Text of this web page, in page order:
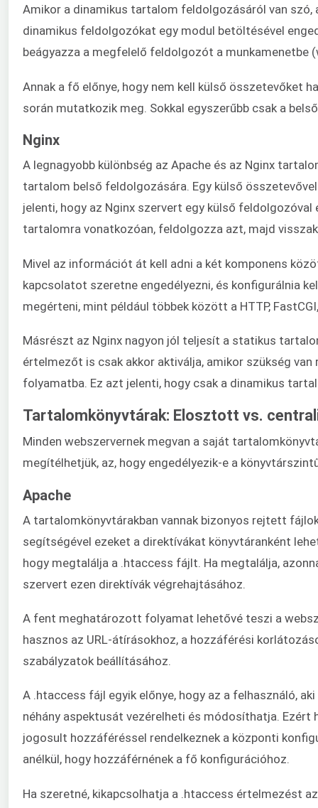
Amikor a dinamikus tartalom feldolgozásáról van szó,
dinamikus feldolgozókat egy modul betöltésével
beágyazza a megfelelő feldolgozót a munkamenetbe
Annak a fő előnye, hogy nem kell külső összetevőket
során mutatkozik meg. Sokkal egyszerűbb csak a
Nginx
A legnagyobb különbség az Apache és az Nginx
tartalom belső feldolgozására. Egy külső
jelenti, hogy az Nginx szervert egy külső
tartalomra vonatkozóan, feldolgozza azt, majd
Mivel az információt át kell adni a két komponens
kapcsolatot szeretne engedélyezni, és konfigurálnia
megérteni, mint például többek között a HTTP,
Másrészt az Nginx nagyon jól teljesít a statikus
értelmezőt is csak akkor aktiválja, amikor szükség van
folyamatba. Ez azt jelenti, hogy csak a dinamikus
Tartalomkönyvtárak: Elosztott vs.
Minden webszervernek megvan a saját
megítélhetjük, az, hogy engedélyezik-e a
Apache
A tartalomkönyvtárakban vannak bizonyos rejtett
segítségével ezeket a direktívákat könyvtáranként
hogy megtalálja a .htaccess fájlt. Ha megtalálja,
szervert ezen direktívák végrehajtásához.
A fent meghatározott folyamat lehetővé teszi a
hasznos az URL-átírásokhoz, a hozzáférési
szabályzatok beállításához.
A .htaccess fájl egyik előnye, hogy az a felhasználó,
néhány aspektusát vezérelheti és módosíthatja.
jogosult hozzáféréssel rendelkeznek a központi
anélkül, hogy hozzáférnének a fő konfigurációhoz.
Ha szeretné, kikapcsolhatja a .htaccess értelmezést